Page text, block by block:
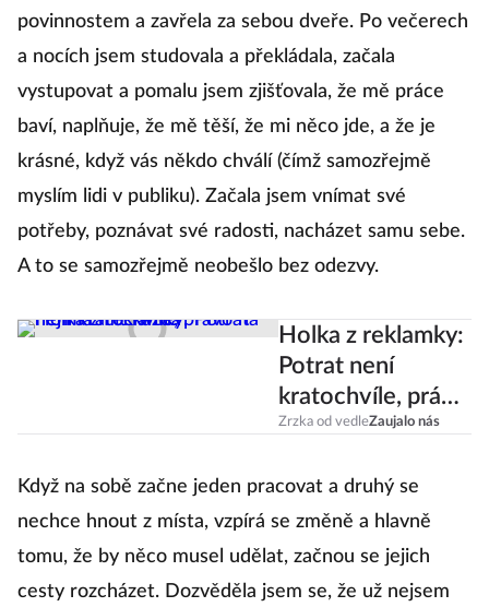
povinnostem a zavřela za sebou dveře. Po večerech
a nocích jsem studovala a překládala, začala
vystupovat a pomalu jsem zjišťovala, že mě práce
baví, naplňuje, že mě těší, že mi něco jde, a že je
krásné, když vás někdo chválí (čímž samozřejmě
myslím lidi v publiku). Začala jsem vnímat své
potřeby, poznávat své radosti, nacházet samu sebe.
A to se samozřejmě neobešlo bez odezvy.
Holka z reklamky:
Potrat není
kratochvíle, právo
na něj má mít
Zrzka od vedleZaujalo nás
Když na sobě začne jeden pracovat a druhý se
nechce hnout z místa, vzpírá se změně a hlavně
tomu, že by něco musel udělat, začnou se jejich
cesty rozcházet. Dozvěděla jsem se, že už nejsem